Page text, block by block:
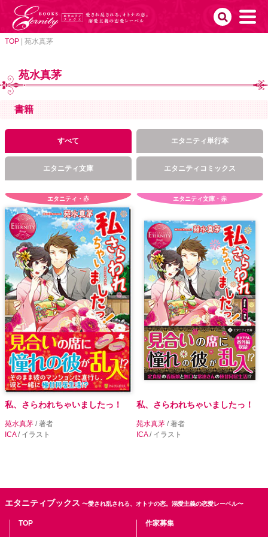
TOP 苑水真茅
苑水真茅
書籍
すべて エタニティ単行本
エタニティ文庫 エタニティコミックス
エタニティ・赤
私、さらわれちゃいましたっ！
苑水真茅 / 著者
ICA/ イラスト
エタニティ文庫・赤
私、さらわれちゃいましたっ！
苑水真茅 / 著者
ICA/ イラスト
エタニティブックス 〜愛され乱される、オトナの恋。溺愛主義の恋愛レーベル〜
TOP 作家募集